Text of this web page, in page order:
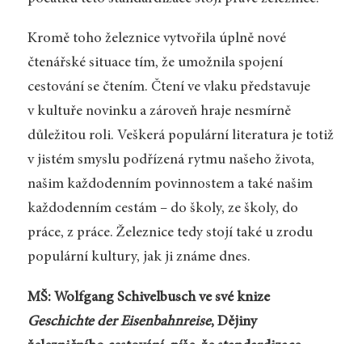
Kromě toho železnice vytvořila úplně nové
čtenářské situace tím, že umožnila spojení
cestování se čtením. Čtení ve vlaku představuje
v kultuře novinku a zároveň hraje nesmírně
důležitou roli. Veškerá populární literatura je totiž
v jistém smyslu podřízená rytmu našeho života,
našim každodenním povinnostem a také našim
každodenním cestám – do školy, ze školy, do
práce, z práce. Železnice tedy stojí také u zrodu
populární kultury, jak ji známe dnes.
MŠ: Wolfgang Schivelbusch ve své knize
Geschichte der Eisenbahnreise, Dějiny